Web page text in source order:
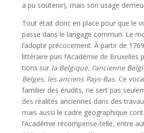
a pu soutenir), mais son usage
Tout était donc en place pour que le
passe dans le langage commun. Le
l’adopte précocement. À partir de
littéraire puis l’Académie de Bruxelles
tions sur la Belgique, l’ancienne
Belges, les anciens Pays-Bas. Ce
familier des érudits, ne sert pas
des réalités anciennes dans des
mais aussi le cadre géographique
l’Académie récompense-t­elle, entre